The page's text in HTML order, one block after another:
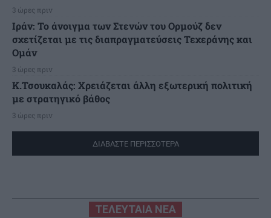
3 ώρες πριν
Ιράν: Το άνοιγμα των Στενών του Ορμούζ δεν
σχετίζεται με τις διαπραγματεύσεις Τεχεράνης και
Ομάν
3 ώρες πριν
Κ.Τσουκαλάς: Xρειάζεται άλλη εξωτερική πολιτική
με στρατηγικό βάθος
3 ώρες πριν
ΔΙΑΒΑΣΤΕ ΠΕΡΙΣΣΟΤΕΡΑ